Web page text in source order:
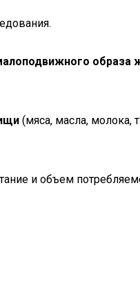
образа
(мяса, масла, молока,
и объем